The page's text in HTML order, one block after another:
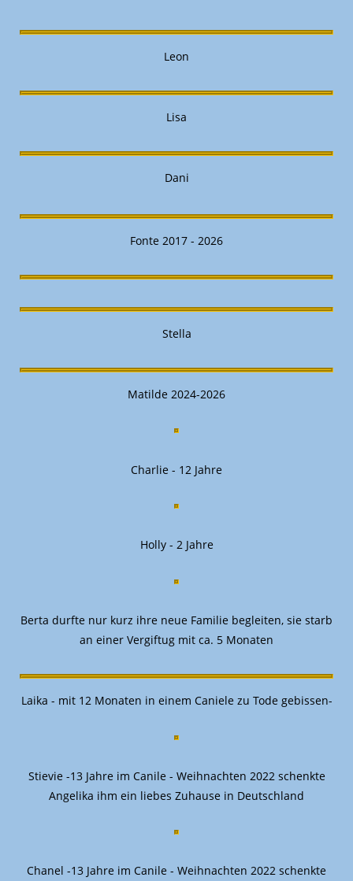
Leon
Lisa
Dani
Fonte 2017 - 2026
Stella
Matilde 2024-2026
Charlie - 12 Jahre
Holly - 2 Jahre
Berta durfte nur kurz ihre neue Familie begleiten, sie starb
an einer Vergiftug mit ca. 5 Monaten
Laika - mit 12 Monaten in einem Caniele zu Tode gebissen-
Stievie -13 Jahre im Canile - Weihnachten 2022 schenkte
Angelika ihm ein liebes Zuhause in Deutschland
Chanel -13 Jahre im Canile - Weihnachten 2022 schenkte